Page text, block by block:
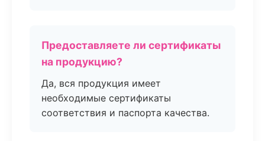
Предоставляете ли сертификаты
на продукцию?
Да, вся продукция имеет
необходимые сертификаты
соответствия и паспорта качества.